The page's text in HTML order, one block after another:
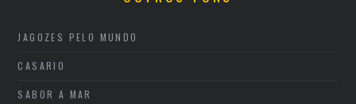
JAGOZES PELO MUNDO
CASARIO
SABOR A MAR